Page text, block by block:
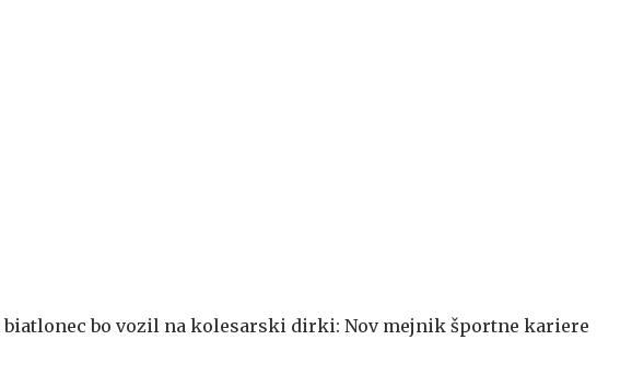
bo vozil na kolesarski dirki: Nov mejnik športne kariere